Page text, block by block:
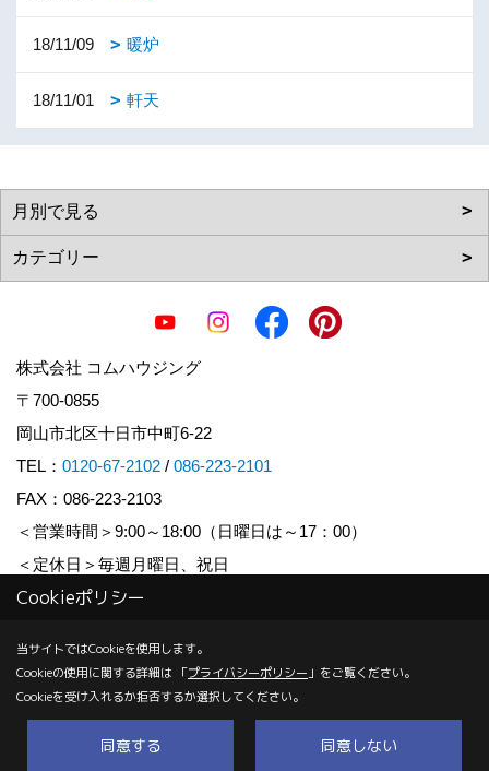
18/11/09 暖炉
18/11/01 軒天
株式会社 コムハウジング
〒700-0855
岡山市北区十日市中町6-22
TEL： 0120-67-2102 / 086-223-2101
FAX：086-223-2103
＜営業時間＞9:00～18:00（日曜日は～17：00）
＜定休日＞毎週月曜日、祝日
Copyright (c) COM HOUSHING Inc. All Rights Reserved.
Produced byゴデスクリエイト
Cookieポリシー
当サイトではCookieを使用します。
Cookieの使用に関する詳細は 「プライバシーポリシー 」をご覧ください。
Cookieを受け入れるか拒否するか選択してください。
同意する 同意しない